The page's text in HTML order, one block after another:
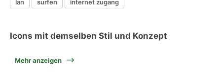
lan
surfen internet zugang
Icons mit demselben Stil und Konzept
Mehr anzeigen